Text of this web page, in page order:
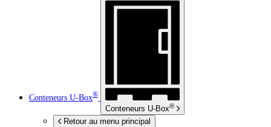
Conteneurs U-Box®
Conteneurs U-Box®
Retour au menu principal